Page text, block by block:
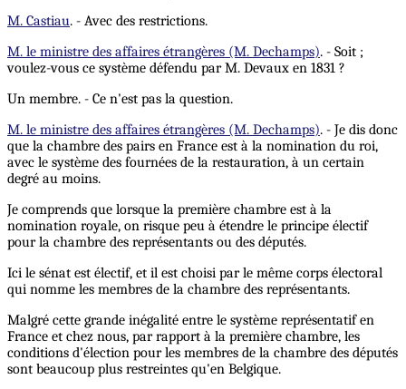
M. Castiau. - Avec des restrictions.
M. le ministre des affaires étrangères (M. Dechamps). - Soit ;
voulez-vous ce système défendu par M. Devaux en 1831 ?
Un membre. - Ce n'est pas la question.
M. le ministre des affaires étrangères (M. Dechamps). - Je dis donc
que la chambre des pairs en France est à la nomination du roi,
avec le système des fournées de la restauration, à un certain
degré au moins.
Je comprends que lorsque la première chambre est à la
nomination royale, on risque peu à étendre le principe électif
pour la chambre des représentants ou des députés.
Ici le sénat est électif, et il est choisi par le même corps électoral
qui nomme les membres de la chambre des représentants.
Malgré cette grande inégalité entre le système représentatif en
France et chez nous, par rapport à la première chambre, les
conditions d'élection pour les membres de la chambre des députés
sont beaucoup plus restreintes qu'en Belgique.